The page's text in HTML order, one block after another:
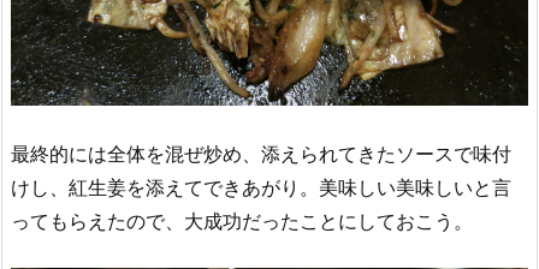
最終的には全体を混ぜ炒め、添えられてきたソースで味付
けし、紅生姜を添えてできあがり。美味しい美味しいと言
ってもらえたので、大成功だったことにしておこう。